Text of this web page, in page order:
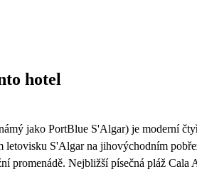
hotel
jako PortBlue S'Algar) je moderní
letovisku S'Algar na jihovýchodním
promenádě. Nejbližší písečná pláž